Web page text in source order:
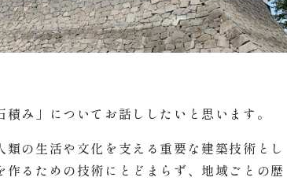
み」についてお話ししたいと思います。
の生活や文化を支える重要な建築技術とし
るための技術にとどまらず、地域ごとの歴